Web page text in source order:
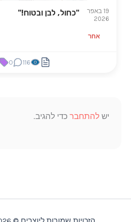
19 באפר
2026
אחר
"כחול, לבן ובטוח!"
116
0
יש להתחבר כדי להגיב.